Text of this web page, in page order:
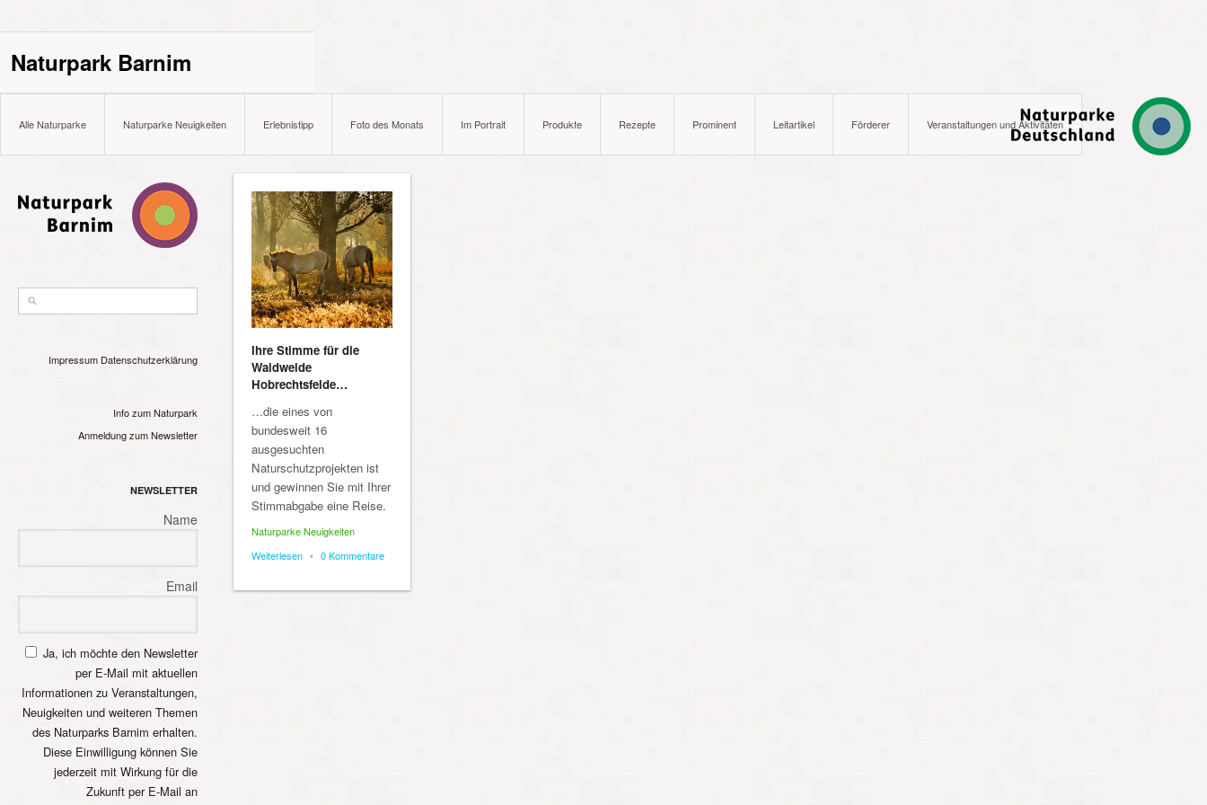
Naturpark Barnim
Alle Naturparke Naturparke Neuigkeiten Erlebnistipp Foto des Monats Im Portrait Produkte Rezepte Prominent Leitartikel Förderer Veranstaltungen und Aktivitäten
Impressum Datenschutzerklärung
Info zum Naturpark
Anmeldung zum Newsletter
NEWSLETTER
Name
Email
Ja, ich möchte den Newsletter
per E-Mail mit aktuellen
Informationen zu Veranstaltungen,
Neuigkeiten und weiteren Themen
des Naturparks Barnim erhalten.
Diese Einwilligung können Sie
jederzeit mit Wirkung für die
Zukunft per E-Mail an
Ihre Stimme für die
Waldweide
Hobrechtsfelde…
…die eines von
bundesweit 16
ausgesuchten
Naturschutzprojekten ist
und gewinnen Sie mit Ihrer
Stimmabgabe eine Reise.
Naturparke Neuigkeiten
Weiterlesen • 0 Kommentare